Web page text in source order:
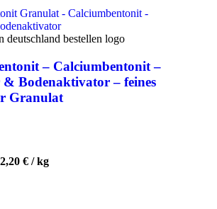
– Calciumbentonit –
& Bodenaktivator – feines
Granulat
2,20 € /kg